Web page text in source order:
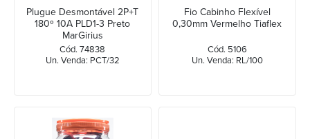
Plugue Desmontável 2P+T
180º 10A PLD1-3 Preto
MarGirius
Cód. 74838
Un. Venda: PCT/32
Fio Cabinho Flexível
0,30mm Vermelho Tiaflex
Cód. 5106
Un. Venda: RL/100